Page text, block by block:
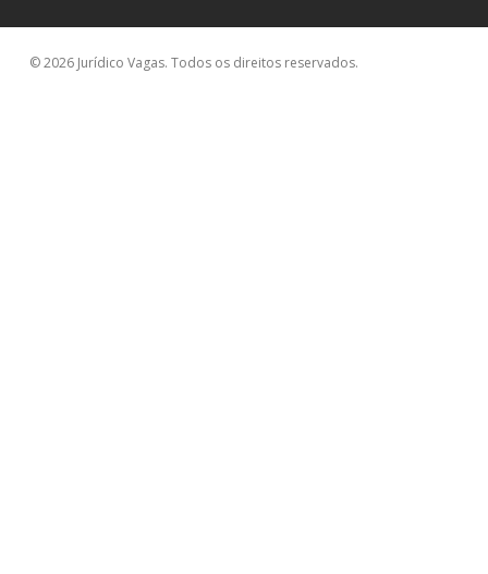
© 2026 Jurídico Vagas. Todos os direitos reservados.